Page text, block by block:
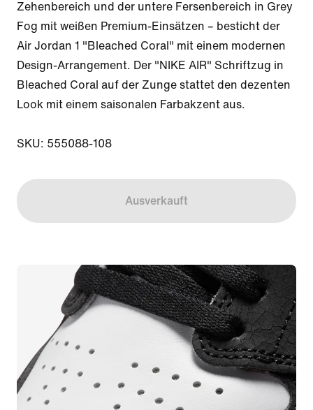
Zehenbereich und der untere Fersenbereich in Grey
Fog mit weißen Premium-Einsätzen – besticht der
Air Jordan 1 "Bleached Coral" mit einem modernen
Design-Arrangement. Der "NIKE AIR" Schriftzug in
Bleached Coral auf der Zunge stattet den dezenten
Look mit einem saisonalen Farbakzent aus.
SKU: 555088-108
Ausverkauft